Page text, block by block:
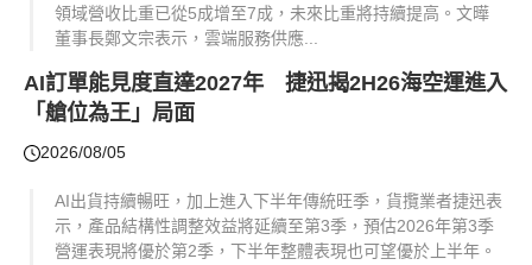
領域營收比重已從5成增至7成，未來比重將持續提高。文曄
董事長鄭文宗表示，雲端服務供應...
AI訂單能見度直達2027年 捷迅揭2H26海空運進入
「艙位為王」局面
2026/08/05
AI出貨持續暢旺，加上進入下半年傳統旺季，貨攬業者捷迅表
示，產品結構性調整效益將延續至第3季，預估2026年第3季
營運表現將優於第2季，下半年整體表現也可望優於上半年。